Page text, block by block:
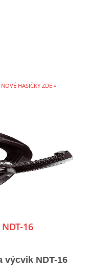
HASIČKY ZDE «
16
výcvik NDT-16